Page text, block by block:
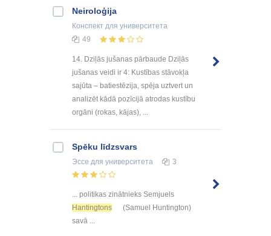
Neiroloģija
Конспект для университета
49
14. Dziļās jušanas pārbaude Dziļās
jušanas veidi ir 4: Kustības stāvokļa
sajūta – batiestēzija, spēja uztvert un
analizēt kādā pozīcijā atrodas kustību
orgāni (rokas, kājas), ...
Spēku līdzsvars
Эссе для университета 3
... politikas zinātnieks Semjuels
Hantingtons
(Samuel Huntington)
savā ...